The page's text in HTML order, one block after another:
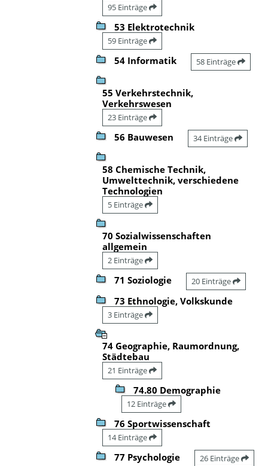
95 Einträge
53 Elektrotechnik
59 Einträge
54 Informatik 58 Einträge
55 Verkehrstechnik,
Verkehrswesen
23 Einträge
56 Bauwesen 34 Einträge
58 Chemische Technik,
Umwelttechnik, verschiedene
Technologien
5 Einträge
70 Sozialwissenschaften
allgemein
2 Einträge
71 Soziologie 20 Einträge
73 Ethnologie, Volkskunde
3 Einträge
74 Geographie, Raumordnung,
Städtebau
21 Einträge
74.80 Demographie
12 Einträge
76 Sportwissenschaft
14 Einträge
77 Psychologie 26 Einträge